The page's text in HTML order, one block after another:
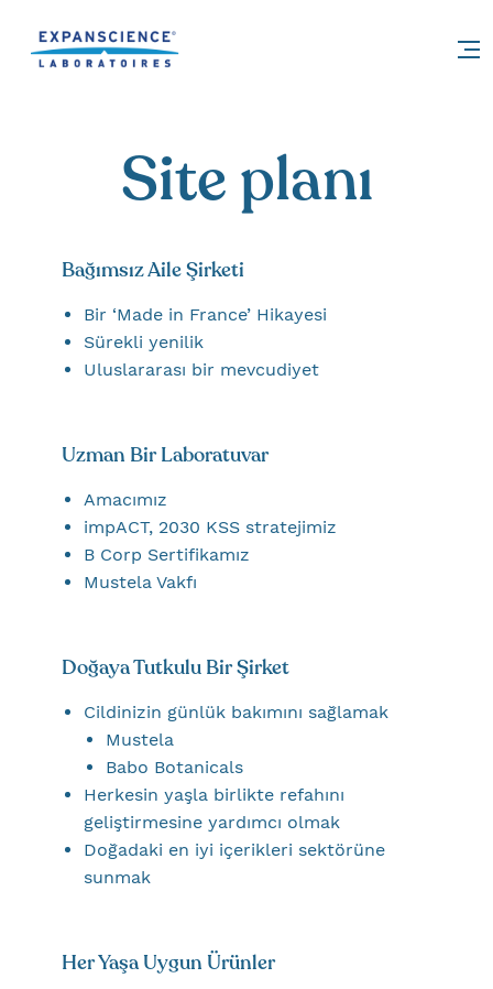
Site planı
Bağımsız Aile Şirketi
Bir ‘Made in France’ Hikayesi
Sürekli yenilik
Uluslararası bir mevcudiyet
Uzman Bir Laboratuvar
Amacımız
impACT, 2030 KSS stratejimiz
B Corp Sertifikamız
Mustela Vakfı
Doğaya Tutkulu Bir Şirket
Cildinizin günlük bakımını sağlamak
Mustela
Babo Botanicals
Herkesin yaşla birlikte refahını
geliştirmesine yardımcı olmak
Doğadaki en iyi içerikleri sektörüne
sunmak
Her Yaşa Uygun Ürünler